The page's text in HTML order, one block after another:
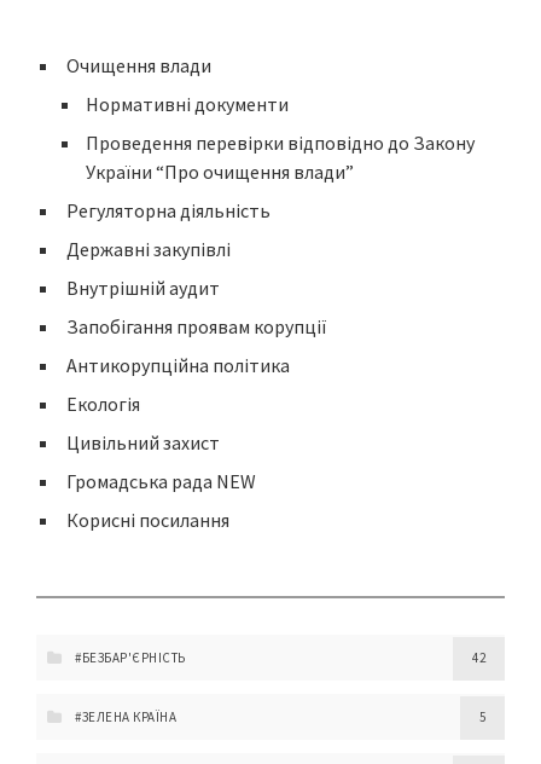
Очищення влади
Нормативні документи
Проведення перевірки відповідно до Закону
України “Про очищення влади”
Регуляторна діяльність
Державні закупівлі
Внутрішній аудит
Запобігання проявам корупції
Антикорупційна політика
Екологія
Цивільний захист
Громадська рада NEW
Корисні посилання
#БЕЗБАР'ЄРНІСТЬ 42
#ЗЕЛЕНА КРАЇНА 5